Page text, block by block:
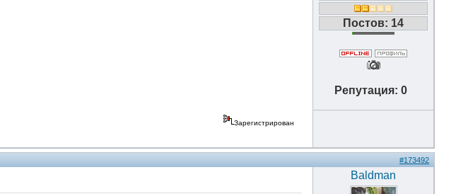
Постов: 14
Репутация: 0
Зарегистрирован
#173492
Baldman